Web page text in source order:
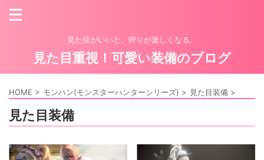
見た目がいいと、狩りが楽しくなる。
見た目重視！可愛い装備のブログ
HOME > モンハン(モンスターハンターシリーズ) > 見た目装備 >
見た目装備